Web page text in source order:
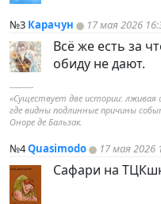
№3 Карачун 17 мая 2026
Всё же есть за
обиду не дают.
----------
«Существует две истории:
где видны подлинные причины
Оноре де Бальзак.
№4Quasimodo 17 мая 2026
Сафари на